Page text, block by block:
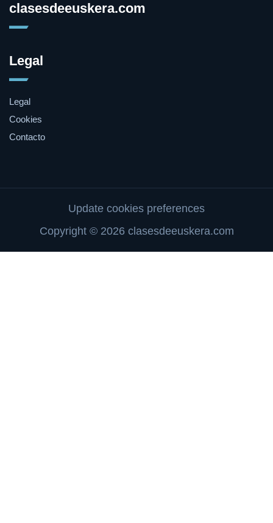
clasesdeeuskera.com
Legal
Legal
Cookies
Contacto
Update cookies preferences
Copyright © 2026 clasesdeeuskera.com